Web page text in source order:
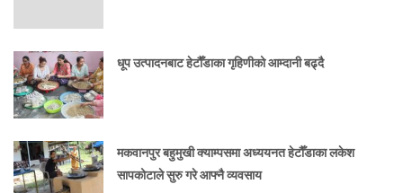
धूप उत्पादनबाट हेटौँडाका गृहिणीको आम्दानी बढ्दै
मकवानपुर बहुमुखी क्याम्पसमा अध्ययनत हेटौँडाका लकेश
सापकोटाले सुरु गरे आफ्नै व्यवसाय